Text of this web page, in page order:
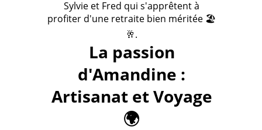
Sylvie et Fred qui s'apprêtent à
profiter d'une retraite bien méritée 🏖️
🥂.
La passion
d'Amandine :
Artisanat et Voyage
🌍